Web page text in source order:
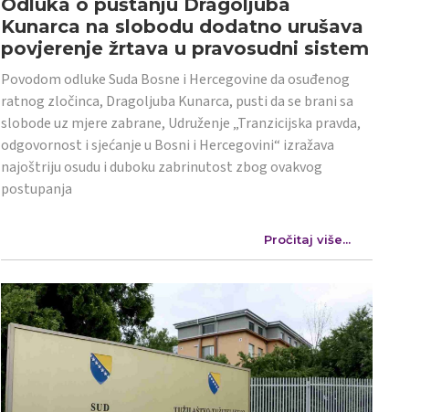
Kunarca na slobodu dodatno urušava
povjerenje žrtava u pravosudni sistem
Povodom odluke Suda Bosne i Hercegovine da osuđenog
ratnog zločinca, Dragoljuba Kunarca, pusti da se brani sa
slobode uz mjere zabrane, Udruženje „Tranzicijska pravda,
odgovornost i sjećanje u Bosni i Hercegovini“ izražava
najoštriju osudu i duboku zabrinutost zbog ovakvog
postupanja
Pročitaj više...